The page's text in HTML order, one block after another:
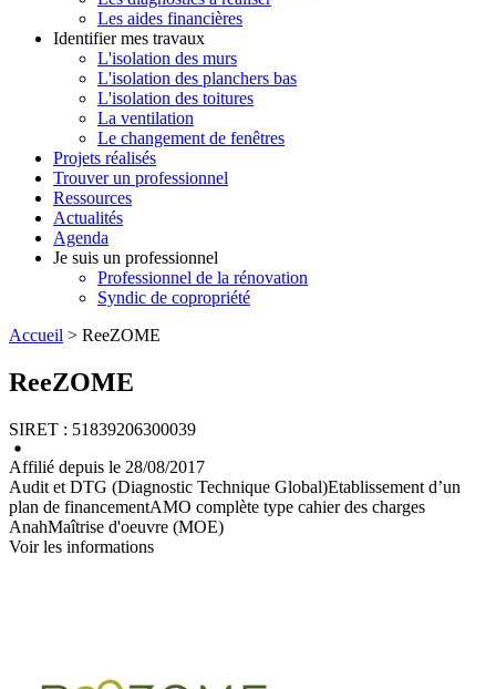
Les aides financières
Identifier mes travaux
L'isolation des murs
L'isolation des planchers bas
L'isolation des toitures
La ventilation
Le changement de fenêtres
Projets réalisés
Trouver un professionnel
Ressources
Actualités
Agenda
Je suis un professionnel
Professionnel de la rénovation
Syndic de copropriété
Accueil > ReeZOME
ReeZOME
SIRET : 51839206300039
Affilié depuis le 28/08/2017
Audit et DTG (Diagnostic Technique Global)Etablissement d’un
plan de financementAMO complète type cahier des charges
AnahMaîtrise d'oeuvre (MOE)
Voir les informations